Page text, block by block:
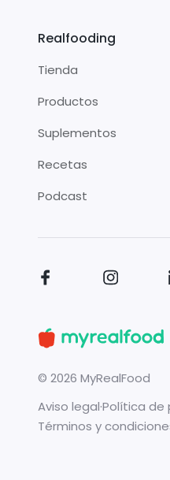
Realfooding
Tienda
Productos
Suplementos
Recetas
Podcast
© 2026 MyRealFood
Aviso legal·Política de
Términos y